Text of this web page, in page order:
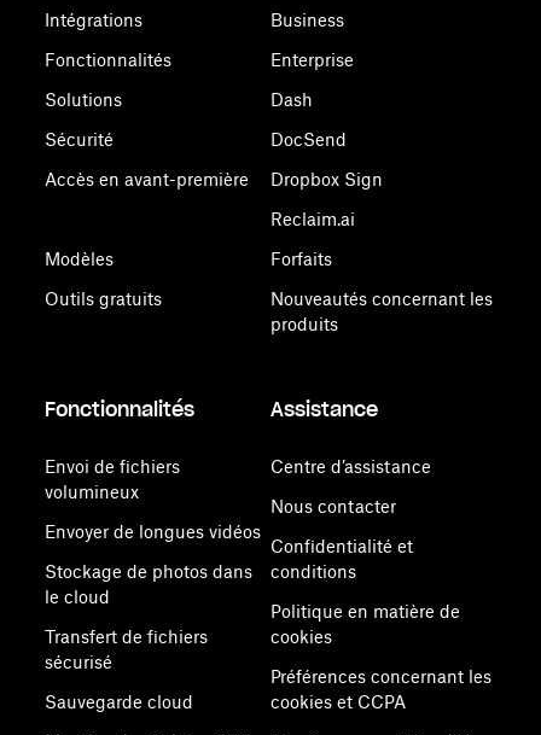
Intégrations
Fonctionnalités
Solutions
Sécurité
Accès en avant-première
Modèles
Outils gratuits
Business
Enterprise
Dash
DocSend
Dropbox Sign
Reclaim.ai
Forfaits
Nouveautés concernant les
produits
Fonctionnalités
Envoi de fichiers
volumineux
Envoyer de longues vidéos
Stockage de photos dans
le cloud
Transfert de fichiers
sécurisé
Sauvegarde cloud
Assistance
Centre d’assistance
Nous contacter
Confidentialité et
conditions
Politique en matière de
cookies
Préférences concernant les
cookies et CCPA